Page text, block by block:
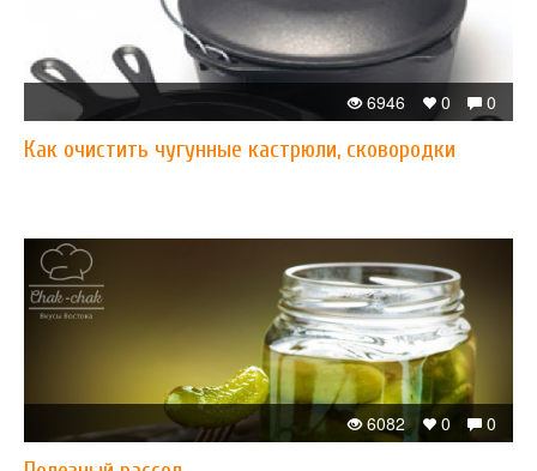
0
0
6946
Как очистить чугунные кастрюли, сковородки
0
0
6082